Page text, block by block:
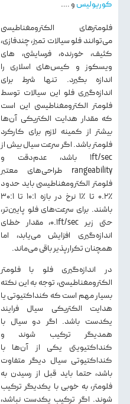
کوریولیسو ….
فلومترهای الکترومغناطیسی
می‌توانند فلو سیالات تمیز، چندفازی،
کثیف، خورنده، فرسایشی، های
ویسکوز و کیس‌های اسلاری را
اندازه بگیرد. تنها شرط برای
اندازه‌گیری فلو این سیالات توسط
فلومتر الکترومغناطیسی این است
که مقدار هدایت الکتریکی آن‌ها
بیشتر از کمینه لازم برای کارکرد
فلومتر باشد. اگر سرعت سیال بیش از
۱ft/sec باشد، عدم‌دقت و
rangeability طراحی‌های معتبر
فلومتر الکترومغناطیسی باید حدود
٪۰.۲ تا ٪۱ نرخ در بازه ۱۰:۱ تا ۳۰:۱
باشند. برای سرعت‌های فلو پایین‌تر،
حتی زیر 0.1ft/sec، مقدار خطای
اندازه‌گیری افزایش می‌یابد، اما
همچنان تکرارپذیر باقی می‌ماند.
در اندازه‌گیری فلو با فلومتر
الکترومغناطیسی، توجه به این نکته
بسیار مهم است که کنداکتیوتی یا
هدایت الکتریکی سیال فرایند
یکدست باشد. اگر دو سیال با
همدیگر ترکیب شوند و
کنداکتیویتی یکی از آن‌ها با
کنداکتیوتی سیال دیگر متفاوت
باشد، حتما باید قبل از رسیدن به
فلومتر، به خوبی با یکدیگر ترکیب
شوند. اگر ترکیب یکدست نباشد،